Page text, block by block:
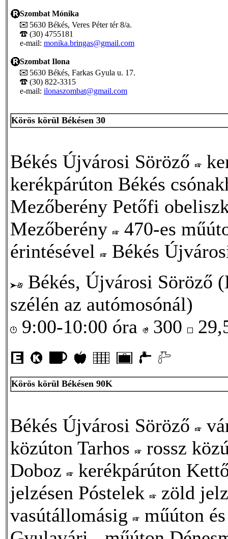
Szombat Mónika
5630 Békés, Veres Péter tér 8/a.
(30) 4755181
e-mail: monika.bringas@gmail.com
Szombat Ilona
5630 Békés, Farkas Gyula u. 17.
(30) 822-3315
e-mail: ilonaszombat@gmail.com
Körös körül Békésen 30
Békés Újvárosi Söröző
kerékpárúton Békés
Mezőberény Petőfi
Mezőberény
470-es
érintésével
Békés
Békés, Újvárosi Söröző
szélén az autómosónál)
9:00-10:00 óra
300
Körös körül Békésen 90K
Békés Újvárosi Söröző
közúton Tarhos
rossz
Doboz
kerékpárúton
jelzésen Póstelek
zöld
vasútállomásig
műúton